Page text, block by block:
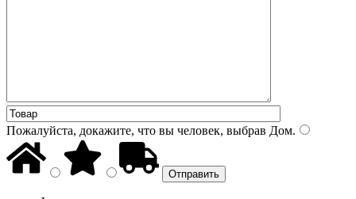
Пожалуйста, докажите, что вы человек, выбрав Дом.